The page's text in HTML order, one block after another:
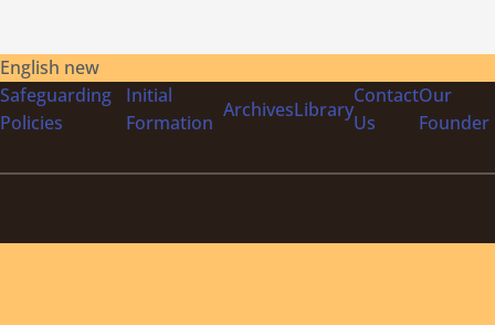
English new
Safeguarding
Policies
Initial
Formation
ArchivesLibrary
Contact
Us
Our
Founder